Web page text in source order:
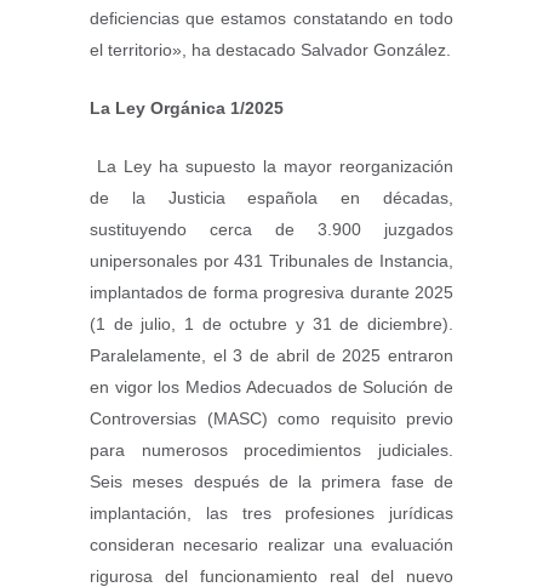
deficiencias que estamos constatando en todo
el territorio», ha destacado Salvador González.
La Ley Orgánica 1/2025
La Ley ha supuesto la mayor reorganización
de la Justicia española en décadas,
sustituyendo cerca de 3.900 juzgados
unipersonales por 431 Tribunales de Instancia,
implantados de forma progresiva durante 2025
(1 de julio, 1 de octubre y 31 de diciembre).
Paralelamente, el 3 de abril de 2025 entraron
en vigor los Medios Adecuados de Solución de
Controversias (MASC) como requisito previo
para numerosos procedimientos judiciales.
Seis meses después de la primera fase de
implantación, las tres profesiones jurídicas
consideran necesario realizar una evaluación
rigurosa del funcionamiento real del nuevo